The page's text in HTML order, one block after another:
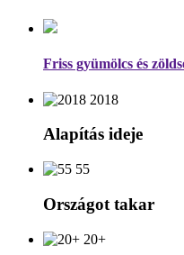
Friss gyümölcs és
2018
Alapítás ideje
55
Országot takar
20+